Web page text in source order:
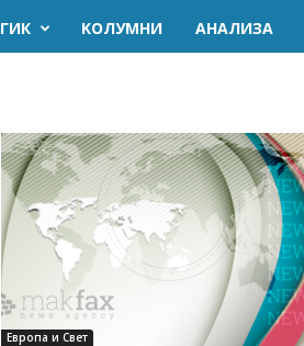
ГИК KОЛУМНИ AНАЛИЗА
Европа и Свет